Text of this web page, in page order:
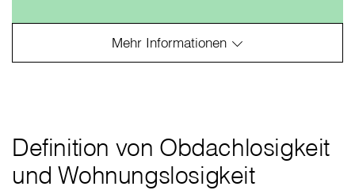
Definition von Obdachlosigkeit
und Wohnungslosigkeit